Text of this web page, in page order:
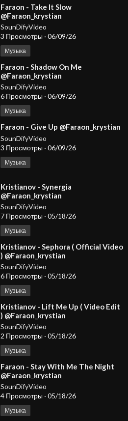
⁣Faraon - Take It Slow
@Faraon_krystian
SounDifyVideo
3 Просмотры · 06/09/26
Музыка
⁣Faraon - Shadow On Me
@Faraon_krystian
SounDifyVideo
6 Просмотры · 06/09/26
Музыка
⁣Faraon - Give Up @Faraon_krystian
SounDifyVideo
3 Просмотры · 06/09/26
Музыка
⁣Kristianov - Synergia
@Faraon_krystian
@KristianovOfficial
SounDifyVideo
7 Просмотры · 05/18/26
Музыка
⁣Kristianov - Sephora ( Official Video
) @Faraon_krystian
SounDifyVideo
6 Просмотры · 05/18/26
Музыка
⁣Kristianov - Lift Me Up ( Video Edit
) @Faraon_krystian
@KristianovOfficial
SounDifyVideo
2 Просмотры · 05/18/26
Музыка
⁣Faraon - Stay With Me The Night
@Faraon_krystian
@KristianovOfficial
SounDifyVideo
4 Просмотры · 05/18/26
Музыка